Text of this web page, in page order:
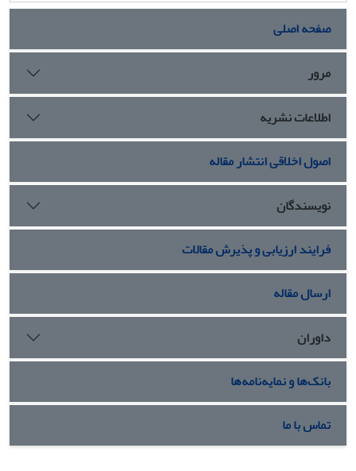
صفحه اصلی
مرور
اطلاعات نشریه
اصول اخلاقی انتشار مقاله
نویسندگان
فرایند ارزیابی و پذیرش مقالات
ارسال مقاله
داوران
بانک‌ها و نمایه‌نامه‌ها
تماس با ما